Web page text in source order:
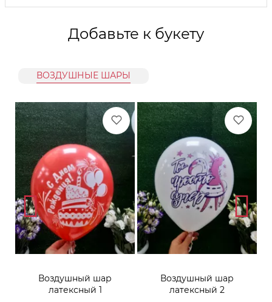
Добавьте к букету
ВОЗДУШНЫЕ ШАРЫ
Воздушный шар
латексный 1
Воздушный шар
латексный 2